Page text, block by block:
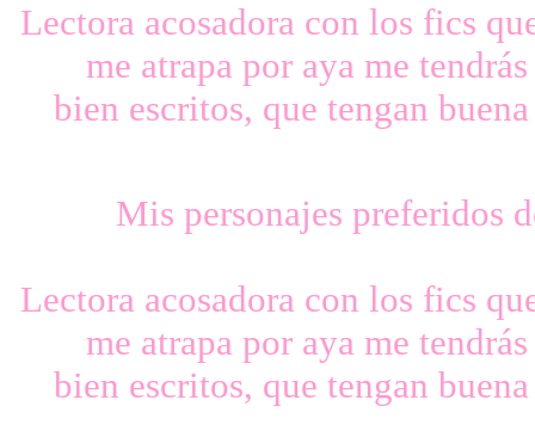
Lectora acosadora con los fics
me atrapa por aya me
bien escritos, que tengan
Mis personajes preferidos
Lectora acosadora con los fics
me atrapa por aya me
bien escritos, que tengan